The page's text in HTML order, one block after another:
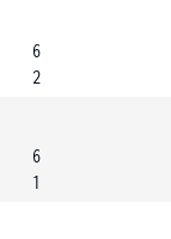
6
2
6
1